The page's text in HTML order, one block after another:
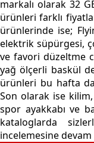
markalı olarak 32
ürünleri farklı
ürünlerinde ise;
elektrik süpürgesi,
ve favori düzeltme
yağ ölçerli baskül
ürünleri bu hafta
Son olarak ise
spor ayakkabı ve
kataloglarda
incelemesine